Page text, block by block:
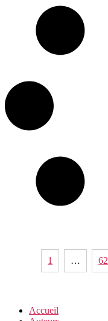
1 … 62
Accueil